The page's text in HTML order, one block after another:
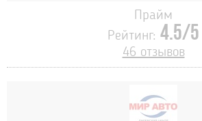
Прайм
Рейтинг: 4.5/5
46 отзывов